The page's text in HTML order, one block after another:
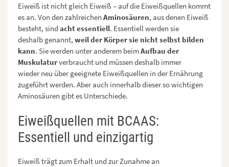
Eiweiß ist nicht gleich Eiweiß – auf die Eiweißquellen kommt
es an. Von den zahlreichen Aminosäuren, aus denen Eiweiß
besteht, sind acht essentiell. Essentiell werden sie
deshalb genannt, weil der Körper sie nicht selbst bilden
kann. Sie werden unter anderem beimAufbau der
Muskulaturverbraucht und müssen deshalb immer
wieder neu über geeignete Eiweißquellen in der Ernährung
zugeführt werden. Aber auch innerhalb dieser so wichtigen
Aminosäuren gibt es Unterschiede.
Eiweißquellen mit BCAAS:
Essentiell und einzigartig
Eiweiß trägt zum Erhalt und zur Zunahme an